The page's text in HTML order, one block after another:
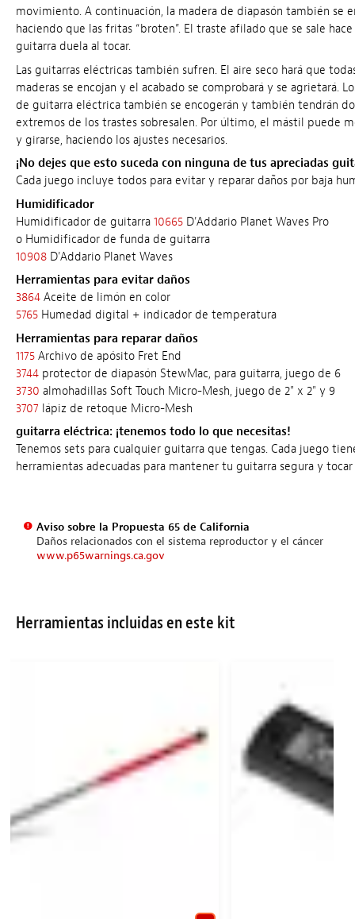
movimiento. A continuación, la madera de diapasón también se
haciendo que las fritas “broten”. El traste afilado que se sale
guitarra duela al tocar.
Las guitarras eléctricas también sufren. El aire seco hará que
maderas se encojan y el acabado se comprobará y se agrietará.
de guitarra eléctrica también se encogerán y también tendrán
extremos de los trastes sobresalen. Por último, el mástil puede
y girarse, haciendo los ajustes necesarios.
¡No dejes que esto suceda con ninguna de tus apreciadas
Cada juego incluye todos para evitar y reparar daños por baja
Humidificador
Humidificador de guitarra 10665 D'Addario Planet Waves Pro
o Humidificador de funda de guitarra
10908 D'Addario Planet Waves
Herramientas para evitar daños
3864 Aceite de limón en color
5765 Humedad digital + indicador de temperatura
Herramientas para reparar daños
1175 Archivo de apósito Fret End
3744 protector de diapasón StewMac, para guitarra, juego de 6
3730 almohadillas Soft Touch Micro-Mesh, juego de 2" x 2" y 9
3707 lápiz de retoque Micro-Mesh
guitarra eléctrica: ¡tenemos todo lo que necesitas!
Tenemos sets para cualquier guitarra que tengas. Cada juego
herramientas adecuadas para mantener tu guitarra segura y
Aviso sobre la Propuesta 65 de California
Daños relacionados con el sistema reproductor y el cáncer
www.p65warnings.ca.gov
Herramientas incluidas en este kit